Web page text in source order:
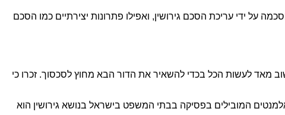
על ידי עריכת הסכם גירושין, ואפילו פתרונות יצירתיים כמו הסכם
מאד לעשות הכל בכדי להשאיר את הדור הבא מחוץ לסכסוך. זכרו כי
המובילים בפסיקה בבתי המשפט בישראל בנושא גירושין הוא